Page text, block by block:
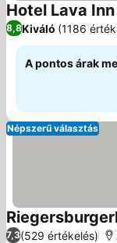
Hotel Lava
8,8Kiváló (1186
A pontos árak
Népszerű választás
7,3(529 értékelés)